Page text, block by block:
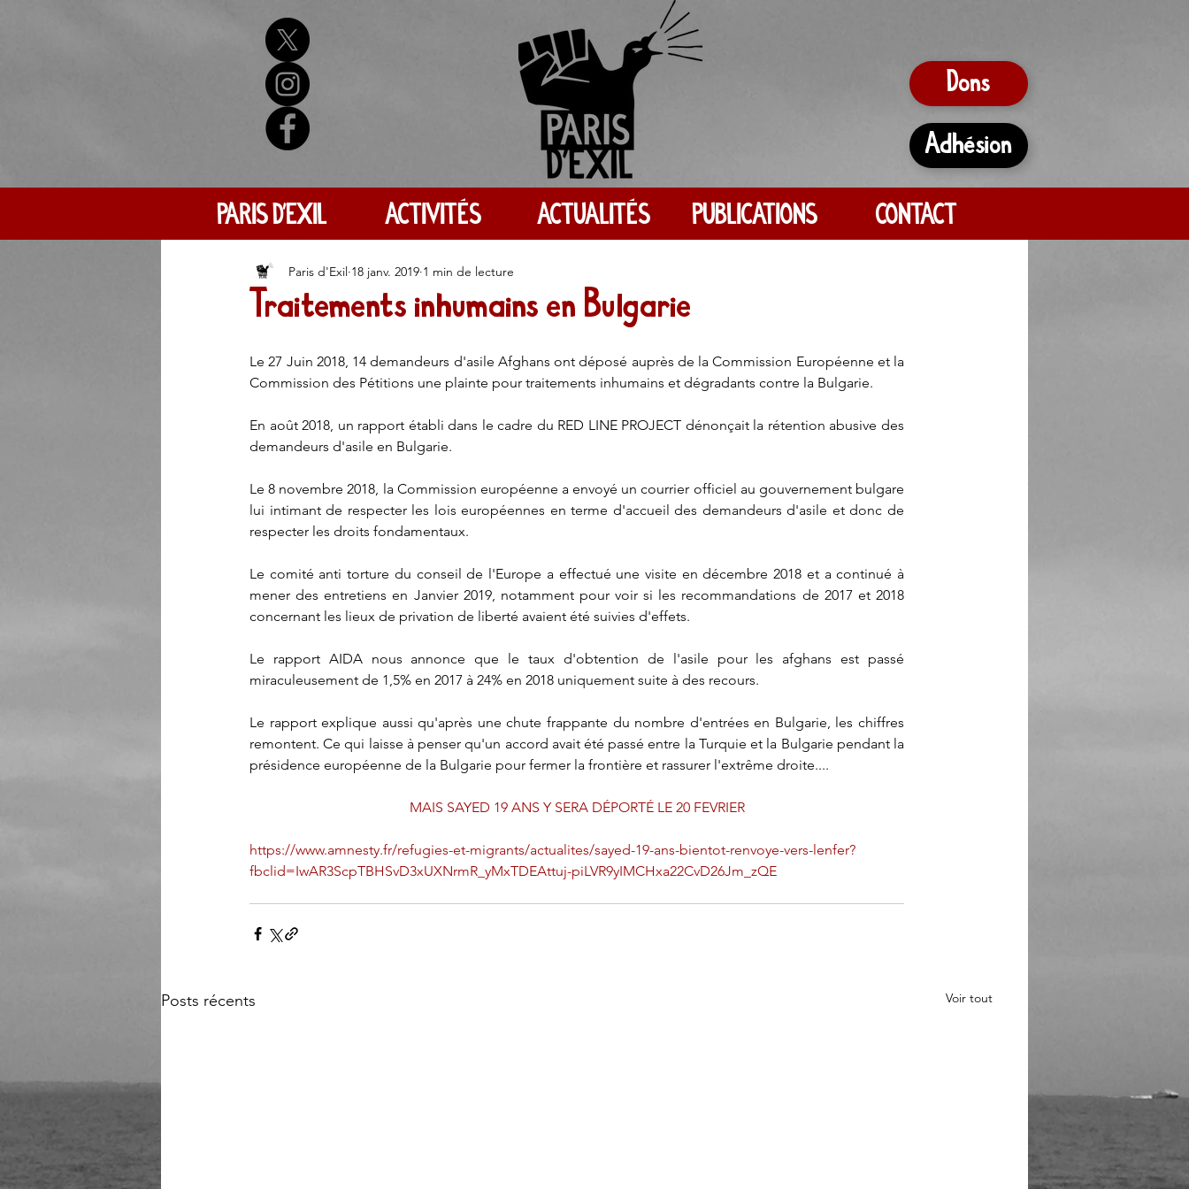
Dons
Adhésion
PARIS D'EXIL ACTIVITÉS ACTUALITÉS PUBLICATIONS CONTACT
Traitements inhumains en Bulgarie
Paris d'Exil 18 janv. 2019 1 min de lecture
Le 27 Juin 2018, 14 demandeurs d'asile Afghans ont déposé auprès de la Commission Européenne et la
Commission des Pétitions une plainte pour traitements inhumains et dégradants contre la Bulgarie.
En août 2018, un rapport établi dans le cadre du RED LINE PROJECT dénonçait la rétention abusive des
demandeurs d'asile en Bulgarie.
Le 8 novembre 2018, la Commission européenne a envoyé un courrier officiel au gouvernement bulgare
lui intimant de respecter les lois européennes en terme d'accueil des demandeurs d'asile et donc de
respecter les droits fondamentaux.
Le comité anti torture du conseil de l'Europe a effectué une visite en décembre 2018 et a continué à
mener des entretiens en Janvier 2019, notamment pour voir si les recommandations de 2017 et 2018
concernant les lieux de privation de liberté avaient été suivies d'effets.
Le rapport AIDA nous annonce que le taux d'obtention de l'asile pour les afghans est passé
miraculeusement de 1,5% en 2017 à 24% en 2018 uniquement suite à des recours.
Le rapport explique aussi qu'après une chute frappante du nombre d'entrées en Bulgarie, les chiffres
remontent. Ce qui laisse à penser qu'un accord avait été passé entre la Turquie et la Bulgarie pendant la
présidence européenne de la Bulgarie pour fermer la frontière et rassurer l'extrême droite....
MAIS SAYED 19 ANS Y SERA DÉPORTÉ LE 20 FEVRIER
https://www.amnesty.fr/refugies-et-migrants/actualites/sayed-19-ans-bientot-renvoye-vers-lenfer?
fbclid=IwAR3ScpTBHSvD3xUXNrmR_yMxTDEAttuj-piLVR9yIMCHxa22CvD26Jm_zQE
Posts récents Voir tout